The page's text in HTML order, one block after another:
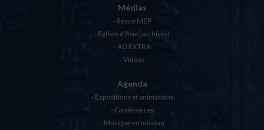
Médias
Revue MEP
Eglises d’Asie (archives)
AD EXTRA
Vidéos
Agenda
Expositions et animations
Conférences
Musique en mission